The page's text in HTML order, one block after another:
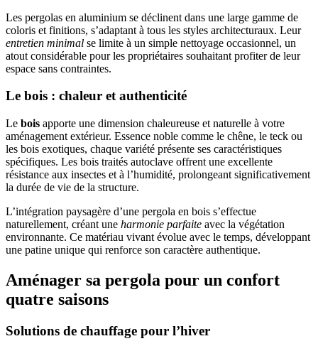
Les pergolas en aluminium se déclinent dans une large gamme de
coloris et finitions, s’adaptant à tous les styles architecturaux. Leur
entretien minimal se limite à un simple nettoyage occasionnel, un
atout considérable pour les propriétaires souhaitant profiter de leur
espace sans contraintes.
Le bois : chaleur et authenticité
Le bois apporte une dimension chaleureuse et naturelle à votre
aménagement extérieur. Essence noble comme le chêne, le teck ou
les bois exotiques, chaque variété présente ses caractéristiques
spécifiques. Les bois traités autoclave offrent une excellente
résistance aux insectes et à l’humidité, prolongeant significativement
la durée de vie de la structure.
L’intégration paysagère d’une pergola en bois s’effectue
naturellement, créant une harmonie parfaite avec la végétation
environnante. Ce matériau vivant évolue avec le temps, développant
une patine unique qui renforce son caractère authentique.
Aménager sa pergola pour un confort
quatre saisons
Solutions de chauffage pour l’hiver